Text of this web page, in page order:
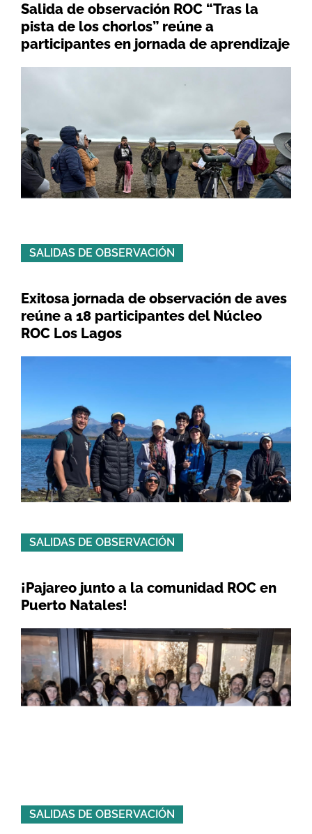
Salida de observación ROC “Tras la
pista de los chorlos” reúne a
participantes en jornada de aprendizaje
SALIDAS DE OBSERVACIÓN
Exitosa jornada de observación de aves
reúne a 18 participantes del Núcleo
ROC Los Lagos
SALIDAS DE OBSERVACIÓN
¡Pajareo junto a la comunidad ROC en
Puerto Natales!
SALIDAS DE OBSERVACIÓN